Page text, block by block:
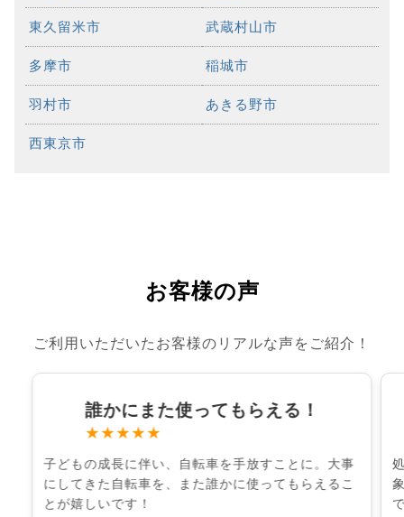
東久留米市 武蔵村山市
多摩市 稲城市
羽村市 あきる野市
西東京市
お客様の声
ご利用いただいたお客様のリアルな声をご紹介！
誰かにまた使ってもらえる！
★★★★★
子どもの成長に伴い、自転車を手放すことに。大事
にしてきた自転車を、また誰かに使ってもらえるこ
とが嬉しいです！